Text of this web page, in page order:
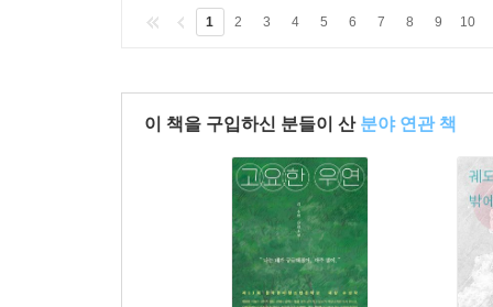
1 2 3 4 5 6 7 8 9 10
이 책을 구입하신 분들이 산 분야 연관 책